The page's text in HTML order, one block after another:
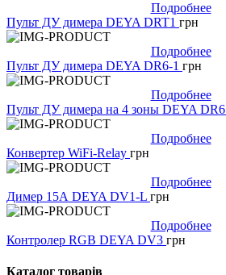
Подробнее
Пульт ДУ димера DEYA DRT1 грн
Подробнее
Пульт ДУ димера DEYA DR6-1 грн
Подробнее
Пульт ДУ димера на 4 зоны DEYA DR6
Подробнее
Конвертер WiFi-Relay грн
Подробнее
Димер 15А DEYA DV1-L грн
Подробнее
Контролер RGB DEYA DV3 грн
Каталог товарів